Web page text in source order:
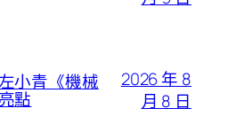
小青《機械
點
2026 年 8
月 8 日